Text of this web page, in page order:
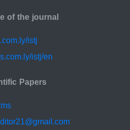
of the journal
istj
istj/en
Papers